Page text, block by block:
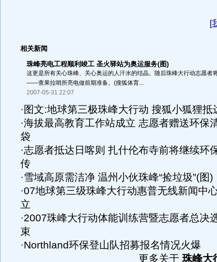
[
相关新闻
珠峰亮电工程顺利竣工 圣火驿站为奥运服务(图)
这更是所有关心珠峰、关心奥运的人汗水的结晶。随后珠峰大行动志愿者
——查果拉哨所亮电做前期准备。(搜狐体育...
2007-05-31 22:07
· 图文:地球第三极珠峰大行动 搜狐小狐狸抵
·海拔最高教育工作站成立 志愿者赠送环保
袋
·志愿者抵达日喀则 扎什伦布寺前将继续环
传
·雪域高原需洁净 温州小伙珠峰“捡垃圾”(图)
·07地球第三级珠峰大行动惠普无线新闻中
立
·2007珠峰大行动体能训练营暨志愿者总决
束
·Northland环保登山队招募报名情况火爆
更多关于珠峰大